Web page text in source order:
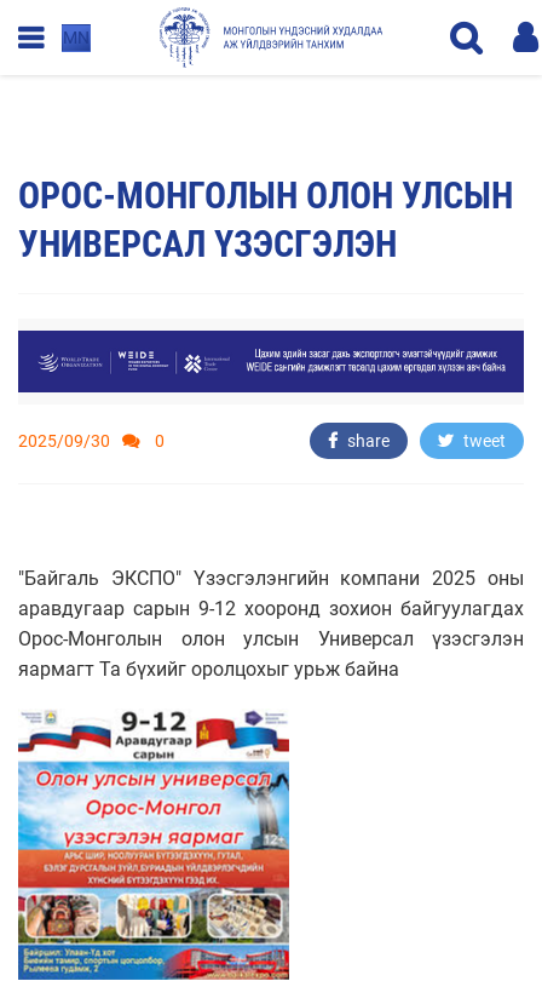
MN
ОРОС-МОНГОЛЫН ОЛОН УЛСЫН
УНИВЕРСАЛ ҮЗЭСГЭЛЭН
2025/09/30 0 share tweet
"Байгаль ЭКСПО" Үзэсгэлэнгийн компани 2025 оны
аравдугаар сарын 9-12 хооронд зохион байгуулагдах
Орос-Монголын олон улсын Универсал үзэсгэлэн
яармагт Та бүхийг оролцохыг урьж байна